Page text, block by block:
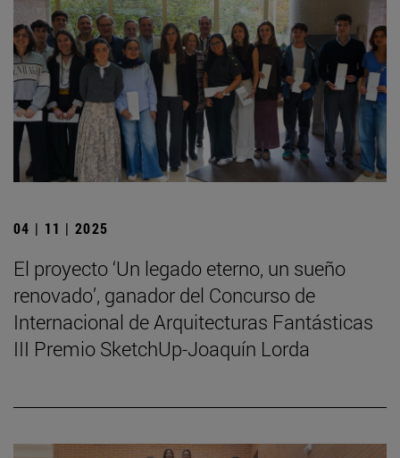
04 | 11 | 2025
El proyecto ‘Un legado eterno, un sueño
renovado’, ganador del Concurso de
Internacional de Arquitecturas Fantásticas
III Premio SketchUp-Joaquín Lorda